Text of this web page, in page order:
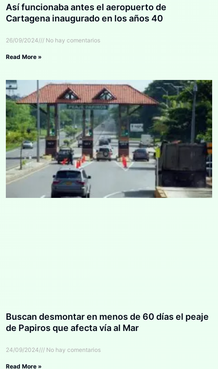
Así funcionaba antes el aeropuerto de
Cartagena inaugurado en los años 40
26/09/2024 No hay comentarios
Read More »
Buscan desmontar en menos de 60 días el peaje
de Papiros que afecta vía al Mar
24/09/2024 No hay comentarios
Read More »